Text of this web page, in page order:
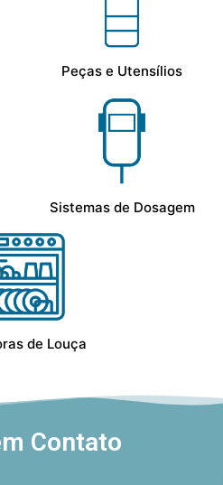
Peças e Utensílios
Sistemas de Dosagem
de Louça
Contato